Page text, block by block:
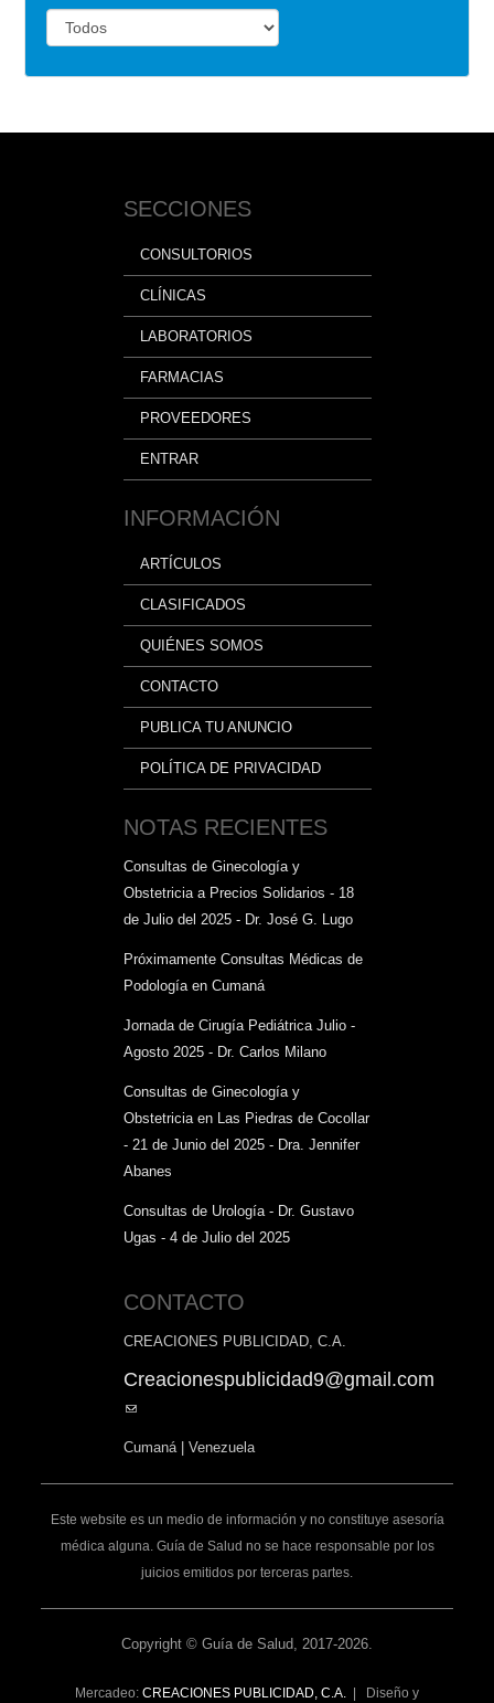
SECCIONES
CONSULTORIOS
CLÍNICAS
LABORATORIOS
FARMACIAS
PROVEEDORES
ENTRAR
INFORMACIÓN
ARTÍCULOS
CLASIFICADOS
QUIÉNES SOMOS
CONTACTO
PUBLICA TU ANUNCIO
POLÍTICA DE PRIVACIDAD
NOTAS RECIENTES
Consultas de Ginecología y
Obstetricia a Precios Solidarios - 18
de Julio del 2025 - Dr. José G. Lugo
Próximamente Consultas Médicas de
Podología en Cumaná
Jornada de Cirugía Pediátrica Julio -
Agosto 2025 - Dr. Carlos Milano
Consultas de Ginecología y
Obstetricia en Las Piedras de Cocollar
- 21 de Junio del 2025 - Dra. Jennifer
Abanes
Consultas de Urología - Dr. Gustavo
Ugas - 4 de Julio del 2025
CONTACTO
CREACIONES PUBLICIDAD, C.A.
Creacionespublicidad9@gmail.com
(link
mail)
Cumaná | Venezuela
Este website es un medio de información y no constituye asesoría
médica alguna. Guía de Salud no se hace responsable por los
juicios emitidos por terceras partes.
Copyright © Guía de Salud, 2017-2026.
Mercadeo: CREACIONES PUBLICIDAD, C.A. | Diseño y